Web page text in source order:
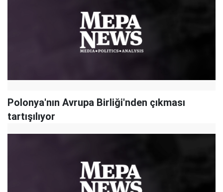
Polonya'nın Avrupa Birliği'nden çıkması
tartışılıyor